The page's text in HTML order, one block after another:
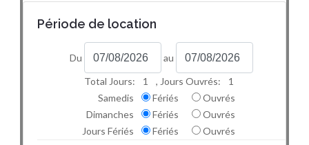
Période de location
Du au
Total Jours: 1 , Jours Ouvrés:
1
Samedis
Fériés
Ouvrés
Dimanches
Fériés
Ouvrés
Jours Fériés
Fériés Ouvrés